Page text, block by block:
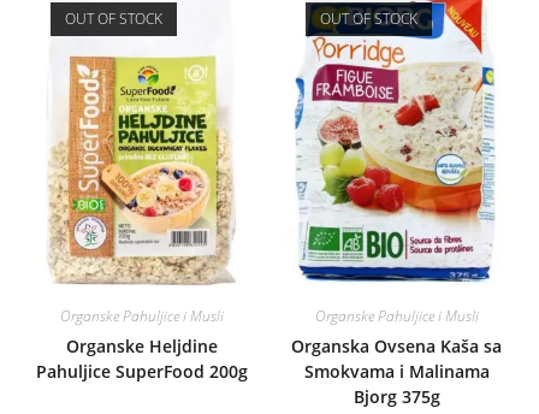
OUT OF STOCK
Organske Pahuljice i Musli
Organske Heljdine
Pahuljice SuperFood 200g
OUT OF STOCK
Organske Pahuljice i Musli
Organska Ovsena Kaša sa
Smokvama i Malinama
Bjorg 375g